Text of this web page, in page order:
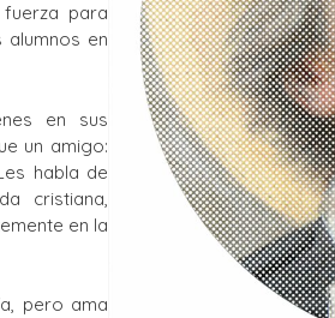
para
alumnos en
en sus
un amigo:
habla de
cristiana,
en la
pero ama